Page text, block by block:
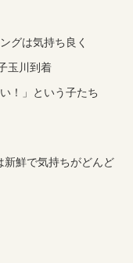
グは気持ち良く
玉川到着
！」という子たち
鮮で気持ちがどんど